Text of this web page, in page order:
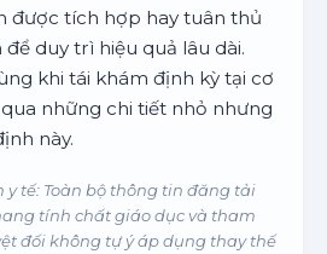
được tích hợp hay tuân thủ
duy trì hiệu quả lâu dài.
khi tái khám định kỳ tại cơ
những chi tiết nhỏ nhưng
này.
tế: Toàn bộ thông tin đăng tải
tính chất giáo dục và tham
đối không tự ý áp dụng thay thế